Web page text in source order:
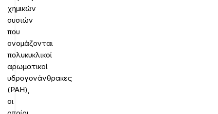
χημικών
ουσιών
που
ονομάζονται
πολυκυκλικοί
αρωματικοί
υδρογονάνθρακες
(PAH),
οι